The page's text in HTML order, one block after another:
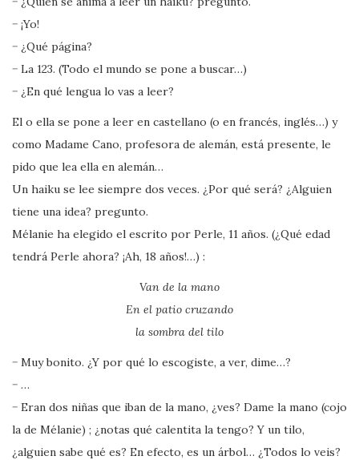
− ¡Yo!
− ¿Qué página?
− La 123. (Todo el mundo se pone a buscar…)
− ¿En qué lengua lo vas a leer?
El o ella se pone a leer en castellano (o en francés, inglés…) y
como Madame Cano, profesora de alemán, está presente, le
pido que lea ella en alemán…
Un haiku se lee siempre dos veces. ¿Por qué será? ¿Alguien
tiene una idea? pregunto.
Mélanie ha elegido el escrito por Perle, 11 años. (¿Qué edad
tendrá Perle ahora? ¡Ah, 18 años!…) :
Van de la mano
En el patio cruzando
la sombra del tilo
− Muy bonito. ¿Y por qué lo escogiste, a ver, dime…?
− …
− Eran dos niñas que iban de la mano, ¿ves? Dame la mano (cojo
la de Mélanie) ; ¿notas qué calentita la tengo? Y un tilo,
¿alguien sabe qué es? En efecto, es un árbol… ¿Todos lo veis?